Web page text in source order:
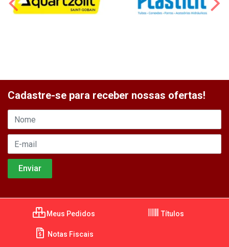
Cadastre-se para receber nossas ofertas!
Meus Pedidos Títulos
Notas Fiscais